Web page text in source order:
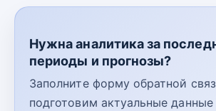
Нужна аналитика за
периоды и прогнозы?
Заполните форму обратной
подготовим актуальные